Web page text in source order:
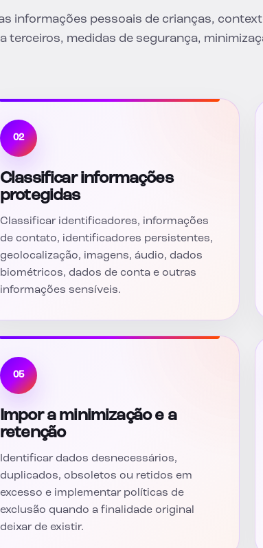
informações pessoais de crianças,
medidas de segurança,
02
Classificar informações
protegidas
Classificar identificadores, informações
de contato, identificadores persistentes,
geolocalização, imagens, áudio, dados
biométricos, dados de conta e outras
informações sensíveis.
05
Impor a minimização e a
retenção
Identificar dados desnecessários,
duplicados, obsoletos ou retidos em
excesso e implementar políticas de
exclusão quando a finalidade original
deixar de existir.